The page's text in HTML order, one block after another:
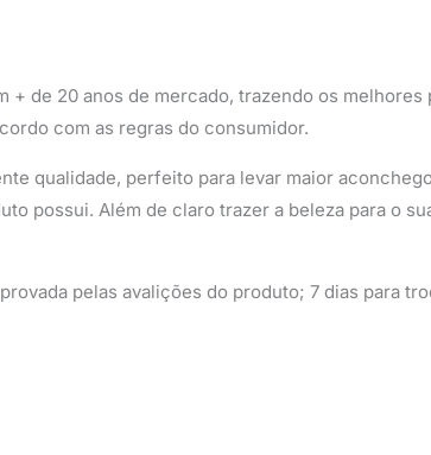
+ de 20 anos de mercado, trazendo os
com as regras do consumidor.
qualidade, perfeito para levar maior
possui. Além de claro trazer a beleza para o
pelas avalições do produto; 7 dias para